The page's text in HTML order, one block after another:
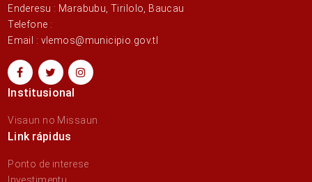
Enderesu : Marabubu, Tirilolo, Baucau
Telefone :
Email : vlemos@municipio.gov.tl
Institusional
Visaun no Missaun
Link rápidus
Ponto de interese